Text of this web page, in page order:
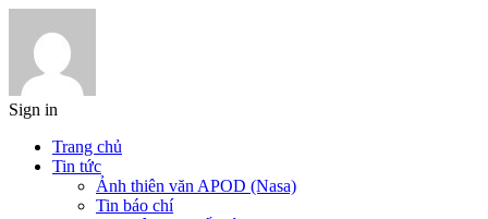
Sign in
Trang chủ
Tin tức
Ảnh thiên văn APOD (Nasa)
Tin báo chí